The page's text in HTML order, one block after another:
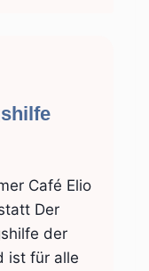
Café Elio
Der
der
ist für alle